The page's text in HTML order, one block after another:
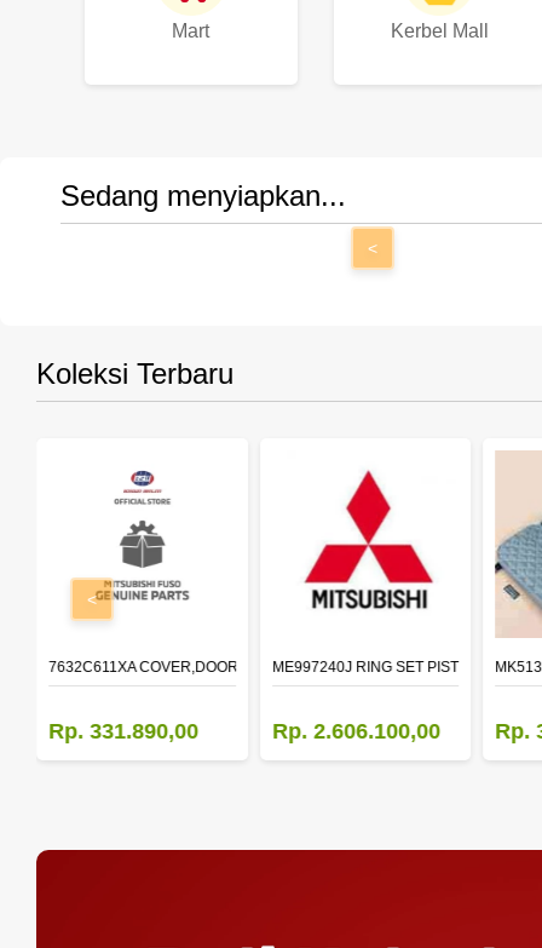
Mart Kerbel Mall
Sedang menyiapkan...
<
Koleksi Terbaru
7632C611XA COVER,DOOR MIRROR,OTR LH
Rp. 331.890,00
ME997240J RING SET PISTON STD
Rp. 2.606.100,00 Rp.
<